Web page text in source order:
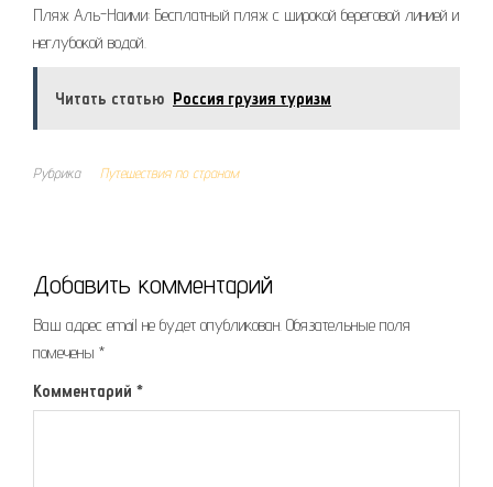
Пляж Аль-Наими: Бесплатный пляж с широкой береговой линией и
неглубокой водой.
Читать статью Россия грузия туризм
Рубрика Путешествия по странам
Добавить комментарий
Ваш адрес email не будет опубликован. Обязательные поля
помечены *
Комментарий *